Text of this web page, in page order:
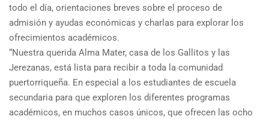
todo el día, orientaciones breves sobre el proceso de
admisión y ayudas económicas y charlas para explorar los
ofrecimientos académicos.
“Nuestra querida Alma Mater, casa de los Gallitos y las
Jerezanas, está lista para recibir a toda la comunidad
puertorriqueña. En especial a los estudiantes de escuela
secundaria para que exploren los diferentes programas
académicos, en muchos casos únicos, que ofrecen las ocho